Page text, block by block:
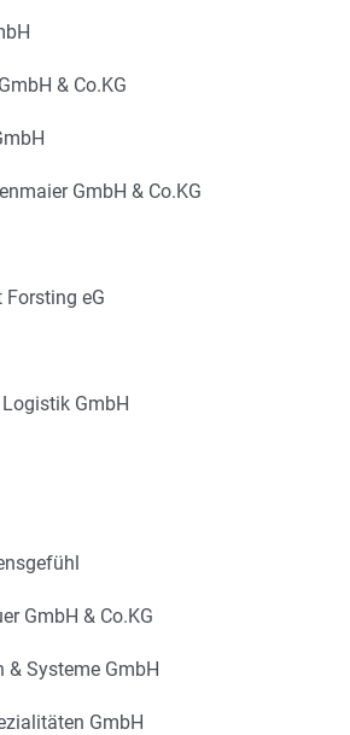
& Co.KG
GmbH & Co.KG
Forsting eG
Logistik GmbH
GmbH & Co.KG
& Systeme GmbH
GmbH